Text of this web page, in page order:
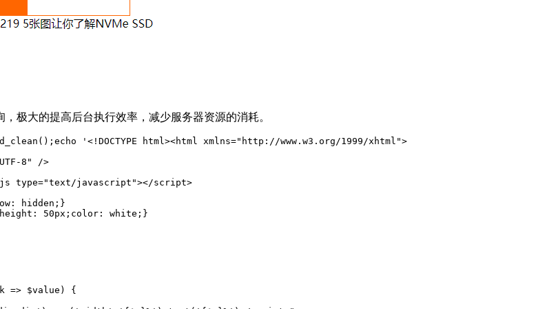
极大的提高后台执行效率，减少服务器资源的消耗。
'<!DOCTYPE html><html xmlns="http://www.w3.org/1999/xhtml">
8" />
type="text/javascript"></script>
hidden;}
50px;color: white;}
=> $value) {